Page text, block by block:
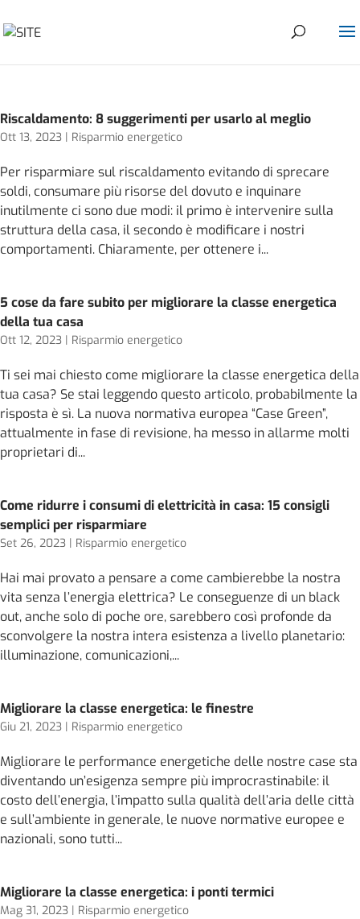
Riscaldamento: 8 suggerimenti per usarlo al meglio
Ott 13, 2023 | Risparmio energetico
Per risparmiare sul riscaldamento evitando di sprecare
soldi, consumare più risorse del dovuto e inquinare
inutilmente ci sono due modi: il primo è intervenire sulla
struttura della casa, il secondo è modificare i nostri
comportamenti. Chiaramente, per ottenere i...
5 cose da fare subito per migliorare la classe energetica
della tua casa
Ott 12, 2023 | Risparmio energetico
Ti sei mai chiesto come migliorare la classe energetica della
tua casa? Se stai leggendo questo articolo, probabilmente la
risposta è sì. La nuova normativa europea “Case Green”,
attualmente in fase di revisione, ha messo in allarme molti
proprietari di...
Come ridurre i consumi di elettricità in casa: 15 consigli
semplici per risparmiare
Set 26, 2023 | Risparmio energetico
Hai mai provato a pensare a come cambierebbe la nostra
vita senza l’energia elettrica? Le conseguenze di un black
out, anche solo di poche ore, sarebbero così profonde da
sconvolgere la nostra intera esistenza a livello planetario:
illuminazione, comunicazioni,...
Migliorare la classe energetica: le finestre
Giu 21, 2023 | Risparmio energetico
Migliorare le performance energetiche delle nostre case sta
diventando un’esigenza sempre più improcrastinabile: il
costo dell’energia, l’impatto sulla qualità dell’aria delle città
e sull’ambiente in generale, le nuove normative europee e
nazionali, sono tutti...
Migliorare la classe energetica: i ponti termici
Mag 31, 2023 | Risparmio energetico